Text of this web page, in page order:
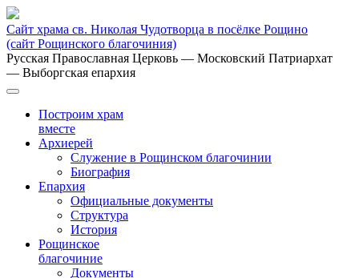
Сайт храма св. Николая Чудотворца в посёлке Рощино
(сайт Рощинского благочиния)
Русская Православная Церковь — Московский Патриархат
— Выборгская епархия
Построим храм
вместе
Архиерей
Служение в Рощинском благочинии
Биография
Епархия
Официальные документы
Структура
История
Рощинское
благочиние
Документы